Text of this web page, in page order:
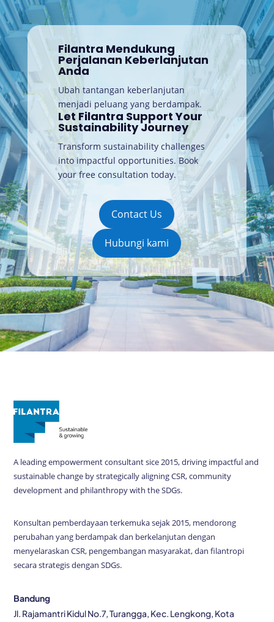
Filantra Mendukung
Perjalanan Keberlanjutan
Anda
Ubah tantangan keberlanjutan
menjadi peluang yang berdampak.
Let Filantra Support Your
Sustainability Journey
Transform sustainability challenges
into impactful opportunities. Book
your free consultation today.
Contact Us
Hubungi kami
A leading empowerment consultant sice 2015, driving impactful and
sustainable change by strategically aligning CSR, community
development and philanthropy with the SDGs.
Konsultan pemberdayaan terkemuka sejak 2015, mendorong
perubahan yang berdampak dan berkelanjutan dengan
menyelaraskan CSR, pengembangan masyarakat, dan filantropi
secara strategis dengan SDGs.
Bandung
Jl. Rajamantri Kidul No.7, Turangga, Kec. Lengkong, Kota